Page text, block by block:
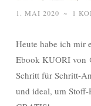
1. MAI 2020 ~ 1
Heute habe ich mir
Ebook KUORI von
Schritt für Schritt-
und ideal, um Stoff-